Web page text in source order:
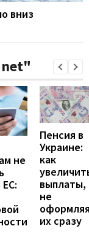
вниз
не
Пенсия в
Украине:
как
выплаты,
не
их сразу